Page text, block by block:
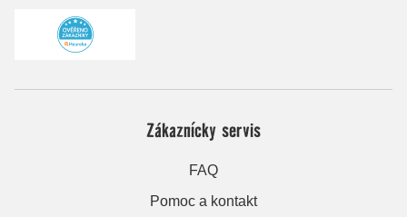
Zákaznícky servis
FAQ
Pomoc a kontakt